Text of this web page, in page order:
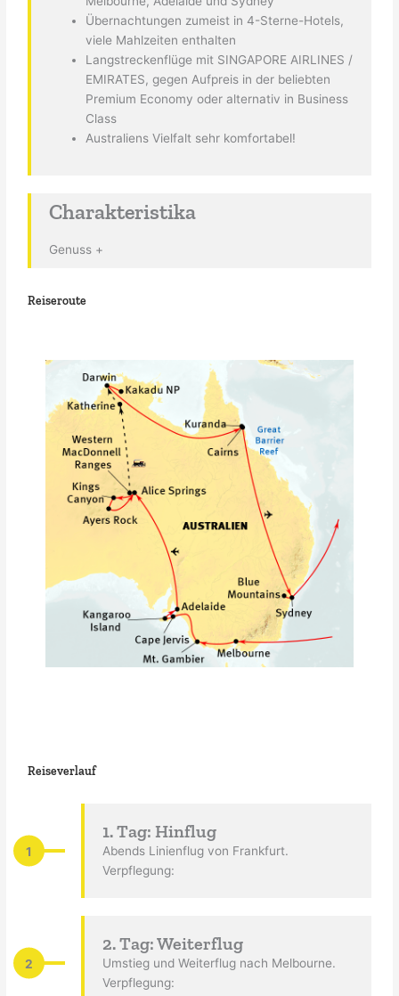
Übernachtungen zumeist in 4-Sterne-Hotels,
viele Mahlzeiten enthalten
Langstreckenflüge mit SINGAPORE AIRLINES /
EMIRATES, gegen Aufpreis in der beliebten
Premium Economy oder alternativ in Business
Class
Australiens Vielfalt sehr komfortabel!
Charakteristika
Genuss +
Reiseroute
Reiseverlauf
1
1. Tag: Hinflug
Abends Linienflug von Frankfurt.
Verpflegung:
2
2. Tag: Weiterflug
Umstieg und Weiterflug nach Melbourne.
Verpflegung: